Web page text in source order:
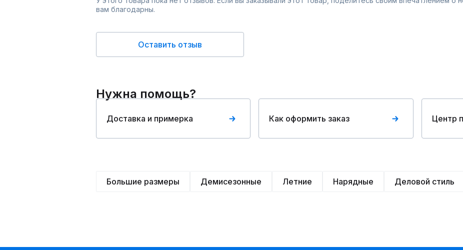
вам благодарны.
Оставить отзыв
Нужна помощь?
Доставка и примерка Как оформить заказ Центр
Большие размеры Демисезонные Летние Нарядные Деловой стиль